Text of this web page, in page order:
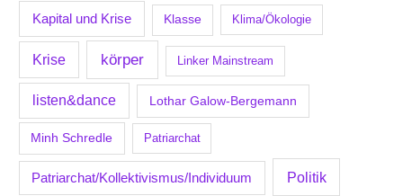
Kapital und Krise Klasse Klima/Ökologie
Krise körper Linker Mainstream
listen&dance Lothar Galow-Bergemann
Minh Schredle Patriarchat
Patriarchat/Kollektivismus/Individuum Politik